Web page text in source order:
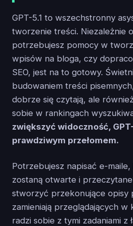
GPT-5.1 to wszechstronny
tworzenie treści. Niezależnie
potrzebujesz pomocy w
wpisów na bloga, czy
SEO, jest na to gotowy.
budowaniem treści
dobrze się czytają, ale
sobie w rankingach
zwiększyć widoczność,
prawdziwym przełomem.
Potrzebujesz napisać e-
zostaną otwarte i
stworzyć przekonujące
zamieniają przeglądających w
radzi sobie z tymi zadaniami z